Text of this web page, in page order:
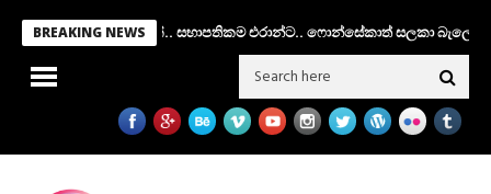
BREAKING NEWS
අතුරු පාලක කමිටුවක්.. සභාපතිකම එරාන්ට.. ෆොන්සේකාත් සලකා බැලේ..!